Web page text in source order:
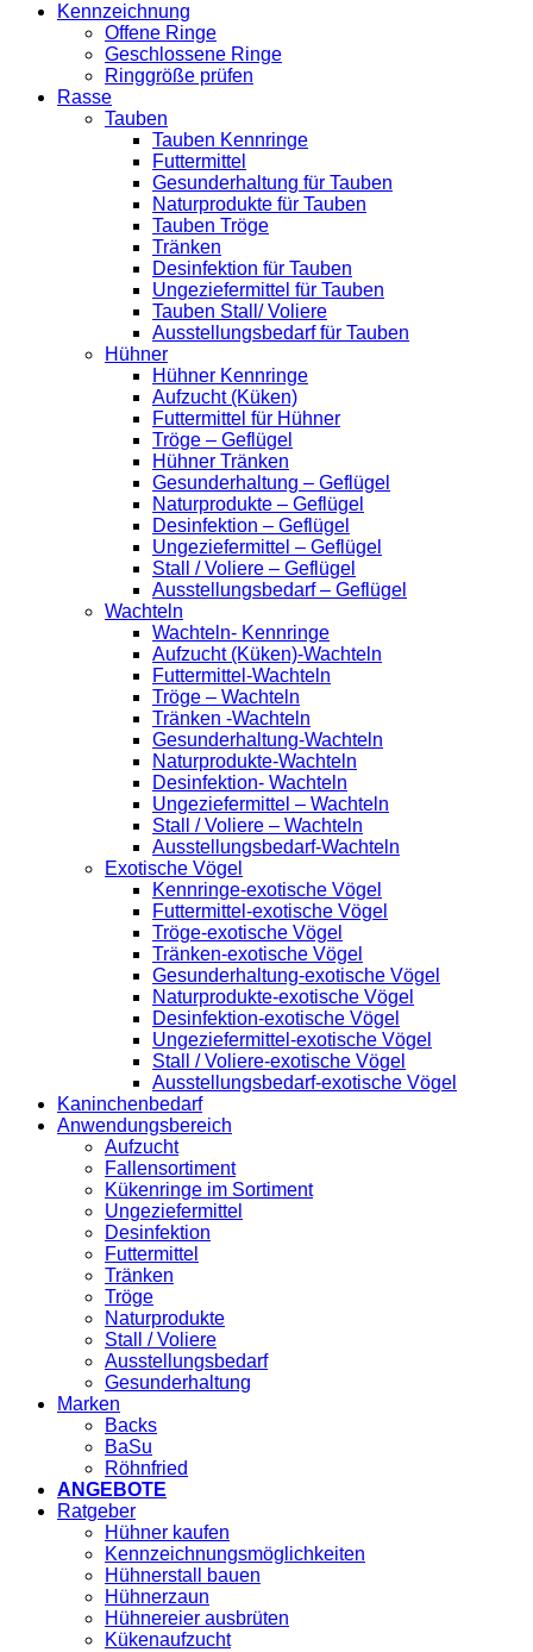
Kennzeichnung
Offene Ringe
Geschlossene Ringe
Ringgröße prüfen
Rasse
Tauben
Tauben Kennringe
Futtermittel
Gesunderhaltung für Tauben
Naturprodukte für Tauben
Tauben Tröge
Tränken
Desinfektion für Tauben
Ungeziefermittel für Tauben
Tauben Stall/ Voliere
Ausstellungsbedarf für Tauben
Hühner
Hühner Kennringe
Aufzucht (Küken)
Futtermittel für Hühner
Tröge – Geflügel
Hühner Tränken
Gesunderhaltung – Geflügel
Naturprodukte – Geflügel
Desinfektion – Geflügel
Ungeziefermittel – Geflügel
Stall / Voliere – Geflügel
Ausstellungsbedarf – Geflügel
Wachteln
Wachteln- Kennringe
Aufzucht (Küken)-Wachteln
Futtermittel-Wachteln
Tröge – Wachteln
Tränken -Wachteln
Gesunderhaltung-Wachteln
Naturprodukte-Wachteln
Desinfektion- Wachteln
Ungeziefermittel – Wachteln
Stall / Voliere – Wachteln
Ausstellungsbedarf-Wachteln
Exotische Vögel
Kennringe-exotische Vögel
Futtermittel-exotische Vögel
Tröge-exotische Vögel
Tränken-exotische Vögel
Gesunderhaltung-exotische Vögel
Naturprodukte-exotische Vögel
Desinfektion-exotische Vögel
Ungeziefermittel-exotische Vögel
Stall / Voliere-exotische Vögel
Ausstellungsbedarf-exotische Vögel
Kaninchenbedarf
Anwendungsbereich
Aufzucht
Fallensortiment
Kükenringe im Sortiment
Ungeziefermittel
Desinfektion
Futtermittel
Tränken
Tröge
Naturprodukte
Stall / Voliere
Ausstellungsbedarf
Gesunderhaltung
Marken
Backs
BaSu
Röhnfried
ANGEBOTE
Ratgeber
Hühner kaufen
Kennzeichnungsmöglichkeiten
Hühnerstall bauen
Hühnerzaun
Hühnereier ausbrüten
Kükenaufzucht